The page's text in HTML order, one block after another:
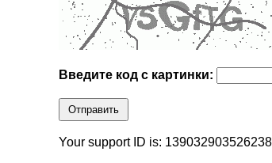
Введите код с картинки:
Отправить
Your support ID is: